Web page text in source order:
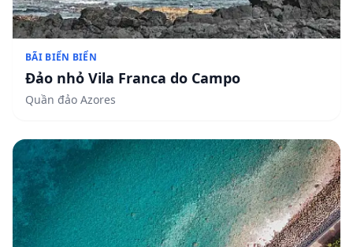
BÃI BIỂN BIỂN
Đảo nhỏ Vila Franca do Campo
Quần đảo Azores